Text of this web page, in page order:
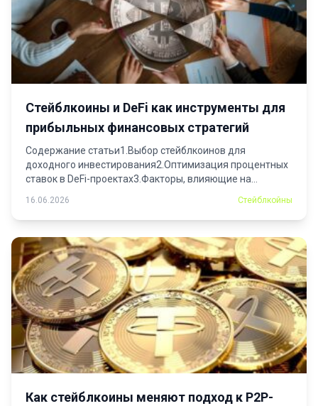
Стейблкоины и DeFi как инструменты для
прибыльных финансовых стратегий
Содержание статьи1.Выбор стейблкоинов для
доходного инвестирования2.Оптимизация процентных
ставок в DeFi-проектах3.Факторы, влияющие на
16.06.2026 Стейблкойны
Как стейблкоины меняют подход к P2P-